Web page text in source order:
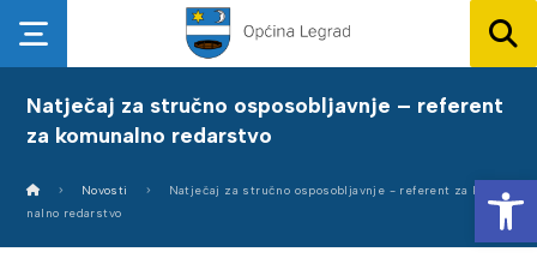
Natječaj za stručno osposobljavnje – referent
za komunalno redarstvo
Novosti
Natječaj za stručno osposobljavnje - referent za komu
nalno redarstvo